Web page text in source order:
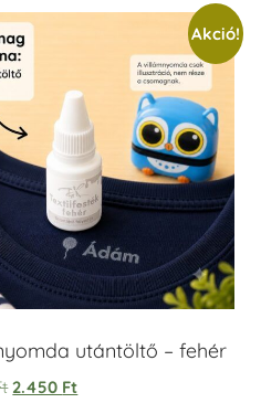
Akció!
utántöltő – fehér
2.450 Ft